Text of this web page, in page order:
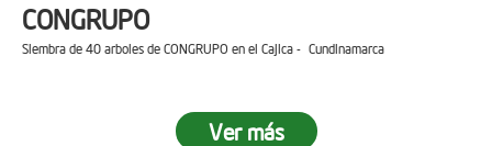
CONGRUPO
Siembra de 40 arboles de CONGRUPO en el Cajica - Cundinamarca
Ver más